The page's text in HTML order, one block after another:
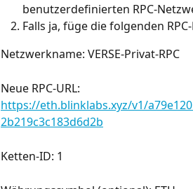
benutzerdefinierten RPC-
Falls ja, füge die folgenden
Netzwerkname: VERSE-Privat-RPC
Neue RPC-URL:
https://eth.blinklabs.xyz/v1/
2b219c3c183d6d2b
Ketten-ID: 1